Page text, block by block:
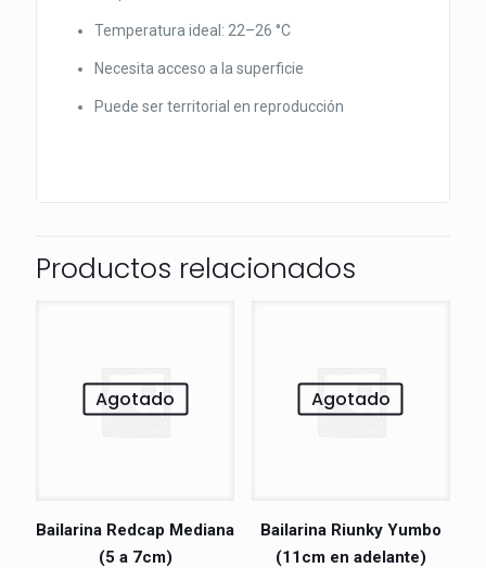
Temperatura ideal: 22–26 °C
Necesita acceso a la superficie
Puede ser territorial en reproducción
Productos relacionados
Agotado
Bailarina Redcap Mediana
(5 a 7cm)
Agotado
Bailarina Riunky Yumbo
(11cm en adelante)